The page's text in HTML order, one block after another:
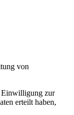
von
Einwilligung zur
erteilt haben,